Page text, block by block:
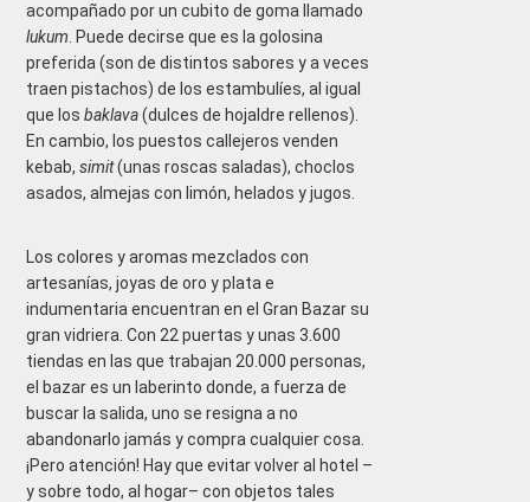
acompañado por un cubito de goma llamado
lukum . Puede decirse que es la golosina
preferida (son de distintos sabores y a veces
traen pistachos) de los estambulíes, al igual
que losbaklava(dulces de hojaldre rellenos).
En cambio, los puestos callejeros venden
kebab,simit(unas roscas saladas), choclos
asados, almejas con limón, helados y jugos.
Los colores y aromas mezclados con
artesanías, joyas de oro y plata e
indumentaria encuentran en el Gran Bazar su
gran vidriera. Con 22 puertas y unas 3.600
tiendas en las que trabajan 20.000 personas,
el bazar es un laberinto donde, a fuerza de
buscar la salida, uno se resigna a no
abandonarlo jamás y compra cualquier cosa.
¡Pero atención! Hay que evitar volver al hotel –
y sobre todo, al hogar– con objetos tales